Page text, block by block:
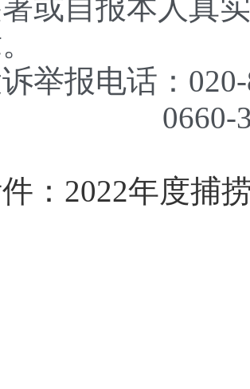
或自报本人真
报电话：020-
3289988、
：2022年度捕